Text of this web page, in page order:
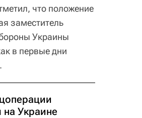
что положение
заместитель
Украины
в первые дни
Украине